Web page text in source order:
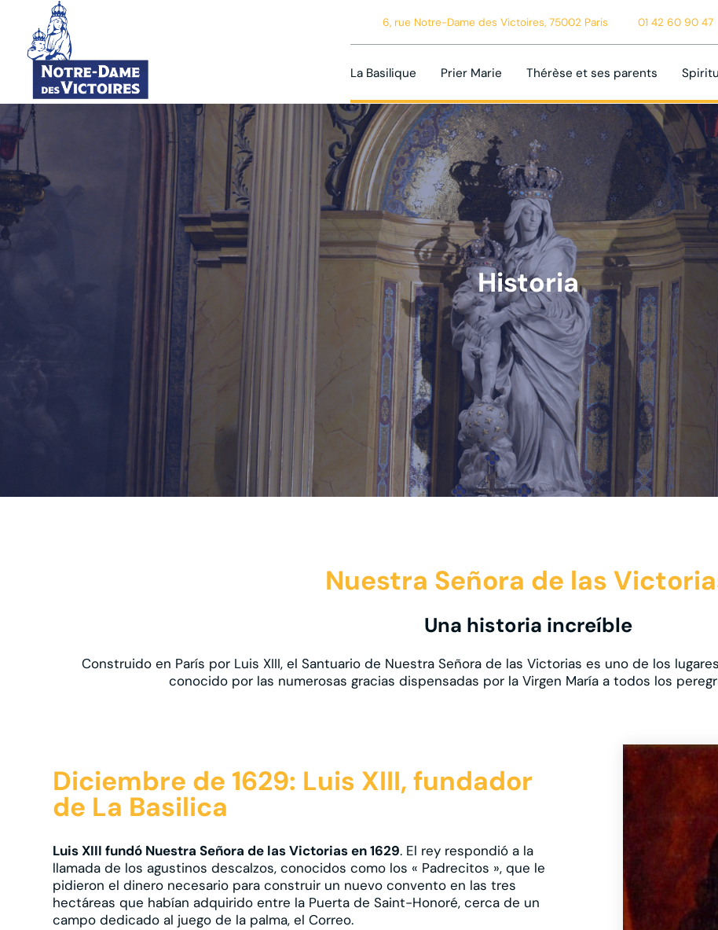
6, rue Notre-Dame des Victoires, 75002 Paris 01 42 60 90 47
La Basilique Prier Marie Thérèse et ses parents
Historia
Nuestra Señora de las
Una historia increíble
Construido en París por Luis XIII, el Santuario de Nuestra Señora de las Victorias es uno de los
conocido por las numerosas gracias dispensadas por la Virgen María a todos los
Diciembre de 1629: Luis XIII, fundador
de La Basilica
Luis XIII fundó Nuestra Señora de las Victorias en 1629. El rey respondió a la
llamada de los agustinos descalzos, conocidos como los « Padrecitos », que le
pidieron el dinero necesario para construir un nuevo convento en las tres
hectáreas que habían adquirido entre la Puerta de Saint-Honoré, cerca de un
campo dedicado al juego de la palma, el Correo.